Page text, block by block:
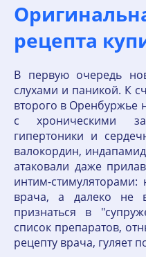
рецепта
В первую очередь
слухами и паникой. К
второго в Оренбуржье
с хроническими
гипертоники и
валокордин,
атаковали даже
интим-
врача, а далеко не
признаться в
список препаратов,
рецепту врача, гуляет